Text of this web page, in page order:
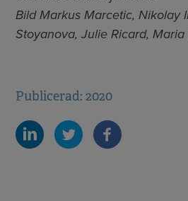
Bild Markus Marcetic, Nikolay
Stoyanova, Julie Ricard, Maria
Publicerad: 2020